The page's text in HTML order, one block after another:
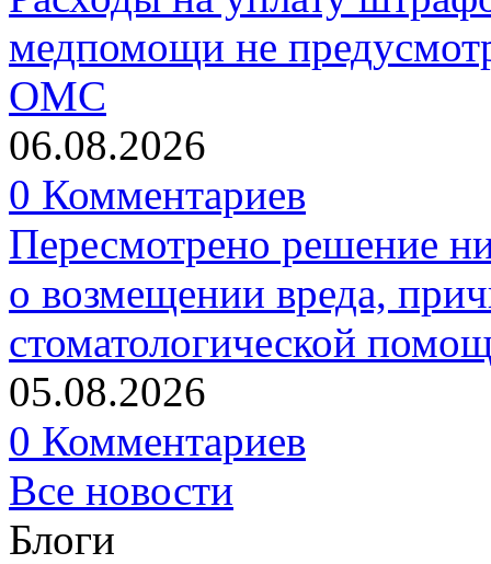
медпомощи не
ОМС
06.08.2026
0 Комментариев
Пересмотрено решение
о возмещении вреда,
стоматологической
05.08.2026
0 Комментариев
Все новости
Блоги